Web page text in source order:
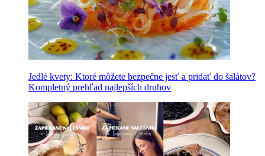
Jedlé kvety: Ktoré môžete bezpečne jesť a pridať do šalátov?
Kompletný prehľad najlepších druhov